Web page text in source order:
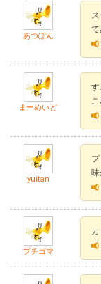
あつぽん
て
まーめいど
す
yuitan
味
プチゴマ